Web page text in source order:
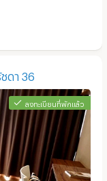
ดา 36
ลงทะเบียนที่พักแล้ว